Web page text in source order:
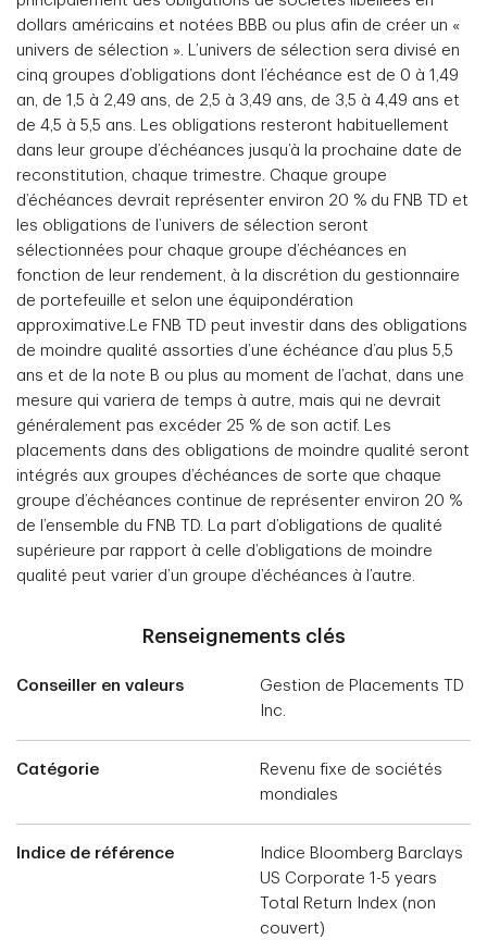
dollars américains et notées BBB ou plus afin de créer un «
univers de sélection ». L’univers de sélection sera divisé en
cinq groupes d’obligations dont l’échéance est de 0 à 1,49
an, de 1,5 à 2,49 ans, de 2,5 à 3,49 ans, de 3,5 à 4,49 ans et
de 4,5 à 5,5 ans. Les obligations resteront habituellement
dans leur groupe d’échéances jusqu’à la prochaine date de
reconstitution, chaque trimestre. Chaque groupe
d’échéances devrait représenter environ 20 % du FNB TD et
les obligations de l’univers de sélection seront
sélectionnées pour chaque groupe d’échéances en
fonction de leur rendement, à la discrétion du gestionnaire
de portefeuille et selon une équipondération
approximative.Le FNB TD peut investir dans des obligations
de moindre qualité assorties d’une échéance d’au plus 5,5
ans et de la note B ou plus au moment de l’achat, dans une
mesure qui variera de temps à autre, mais qui ne devrait
généralement pas excéder 25 % de son actif. Les
placements dans des obligations de moindre qualité seront
intégrés aux groupes d’échéances de sorte que chaque
groupe d’échéances continue de représenter environ 20 %
de l’ensemble du FNB TD. La part d’obligations de qualité
supérieure par rapport à celle d’obligations de moindre
qualité peut varier d’un groupe d’échéances à l’autre.
Renseignements clés
Conseiller en valeurs
Gestion de Placements TD
Inc.
Catégorie
Revenu fixe de sociétés
mondiales
Indice de référence
Indice Bloomberg Barclays
US Corporate 1-5 years
Total Return Index (non
couvert)